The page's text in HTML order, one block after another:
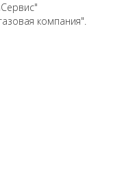
Сервис"
компания".